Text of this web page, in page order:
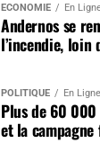
ÉCONOMIE En
Andernos se
l’incendie, loin
POLITIQUE En
Plus de 60 000
et la campagne